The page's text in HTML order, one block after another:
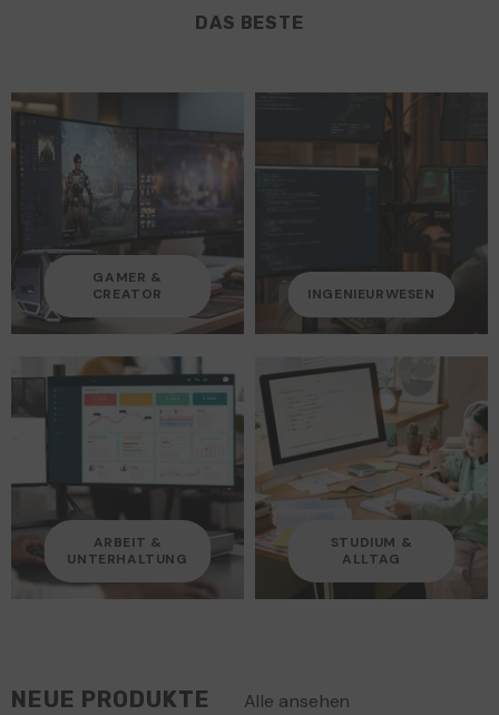
DAS BESTE
GAMER &
CREATOR
INGENIEURWESEN
ARBEIT &
UNTERHALTUNG
STUDIUM &
ALLTAG
NEUE PRODUKTE Alle ansehen